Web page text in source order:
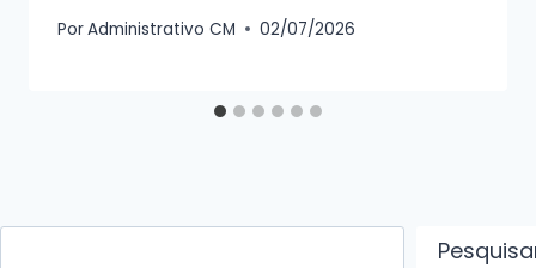
PorAdministrativo CM 02/07/2026